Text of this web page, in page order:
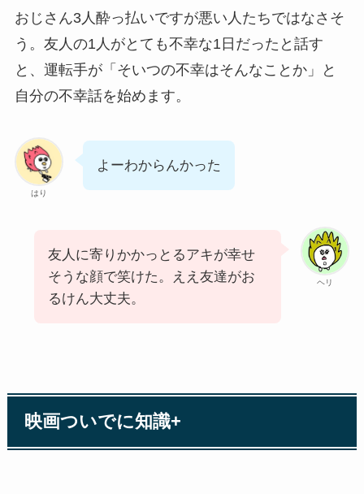
おじさん3人酔っ払いですが悪い人たちではなさそ
う。友人の1人がとても不幸な1日だったと話す
と、運転手が「そいつの不幸はそんなことか」と
自分の不幸話を始めます。
はり
よーわからんかった
ヘリ
友人に寄りかかっとるアキが幸せ
そうな顔で笑けた。ええ友達がお
るけん大丈夫。
映画ついでに知識+